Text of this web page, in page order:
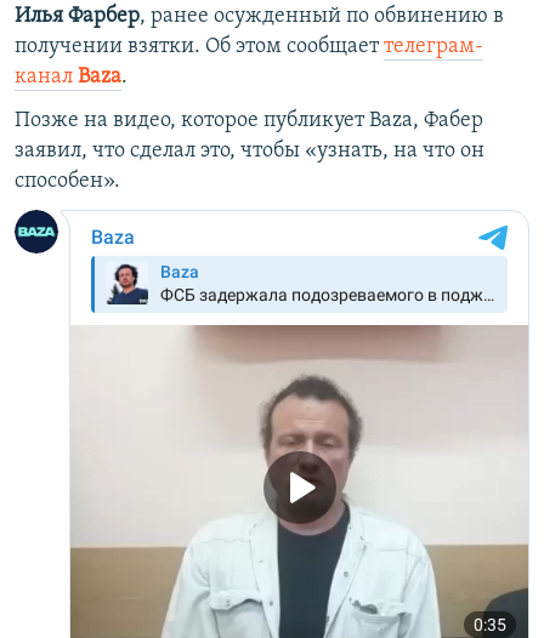
Илья Фарбер, ранее осужденный по обвинению в
получении взятки. Об этом сообщаеттелеграм-
канал Baza.
Позже на видео, которое публикует Baza, Фабер
заявил, что сделал это, чтобы «узнать, на что он
способен».